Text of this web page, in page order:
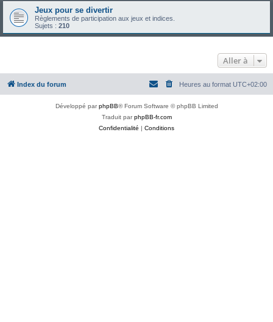
Jeux pour se divertir
Règlements de participation aux jeux et indices.
Sujets : 210
Aller à
Index du forum Heures au format UTC+02:00
Développé parphpBB® Forum Software © phpBB Limited
Traduit parphpBB-fr.com
Confidentialité | Conditions